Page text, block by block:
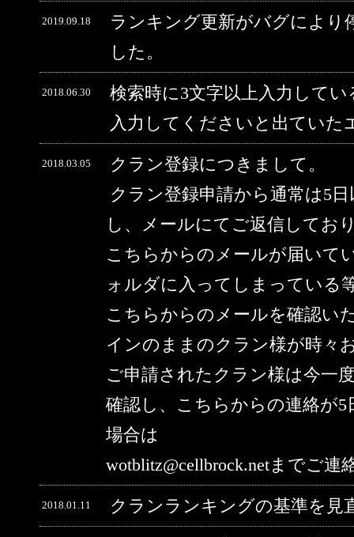
2019.09.18
ランキング更新がバグにより
した。
2018.06.30
検索時に3文字以上入力して
入力してくださいと出ていた
2018.03.05
クラン登録につきまして。
クラン登録申請から通常は5
し、メールにてご返信してお
こちらからのメールが届いて
ォルダに入ってしまっている
こちらからのメールを確認い
インのままのクラン様が時々
ご申請されたクラン様は今一
確認し、こちらからの連絡が
場合は
wotblitz@cellbrock.netまでご連
2018.01.11 クランランキングの基準を見